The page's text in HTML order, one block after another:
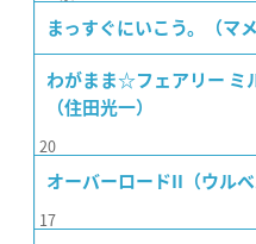
まっすぐにいこう。（マ
わがまま☆フェアリー ミ
（住田光一）
20
オーバーロードII（ウル
17